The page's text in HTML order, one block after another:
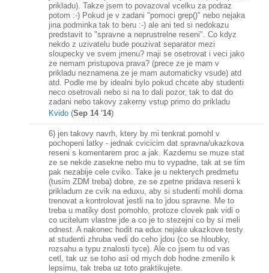
prikladu). Takze jsem to povazoval vcelku za podraz
potom :-) Pokud je v zadani "pomoci grep()" nebo nejaka
jina podminka tak to beru :-) ale ani ted si nedokazu
predstavit to "spravne a neprustrelne reseni". Co kdyz
nekdo z uzivatelu bude pouzivat separator mezi
sloupecky ve svem jmenu? maji se osetrovat i veci jako
ze nemam pristupova prava? (prece ze je mam v
prikladu neznamena ze je mam automaticky vsude) atd
atd. Podle me by idealni bylo pokud chcete aby studenti
neco osetrovali nebo si na to dali pozor, tak to dat do
zadani nebo takovy zakerny vstup primo do prikladu
Kvido (Sep 14 '14)
6) jen takovy navrh, ktery by mi tenkrat pomohl v
pochopeni latky - jednak cvicicim dat spravna/ukazkova
reseni s komentarem proc a jak. Kazdemu se muze stat
ze se nekde zasekne nebo mu to vypadne, tak at se tim
pak nezabije cele cviko. Take je u nekterych predmetu
(tusim ZDM treba) dobre, ze se zpetne pridava reseni k
prikladum ze cvik na eduxu, aby si studenti mohli doma
trenovat a kontrolovat jestli na to jdou spravne. Me to
treba u matiky dost pomohlo, protoze clovek pak vidi o
co ucitelum vlastne jde a co je to stezejni co by si meli
odnest. A nakonec hodit na edux nejake ukazkove testy
at studenti zhruba vedi do ceho jdou (co se hloubky,
rozsahu a typu znalosti tyce). Ale co jsem tu od vas
cetl, tak uz se toho asi od mych dob hodne zmenilo k
lepsimu, tak treba uz toto praktikujete.